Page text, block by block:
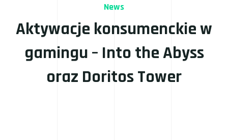
News
Aktywacje konsumenckie w
gamingu – Into the Abyss
oraz Doritos Tower